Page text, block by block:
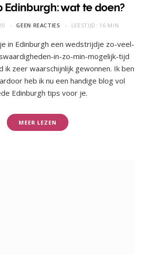
Edinburgh: wat te doen?
GEEN REACTIES LEESTIJD: 16 MIN.
in Edinburgh een wedstrijdje zo-veel-
in-zo-min-mogelijk-tijd
ik zeer waarschijnlijk gewonnen. Ik ben
heb ik nu een handige blog vol
Edinburgh tips voor je.
MEER LEZEN